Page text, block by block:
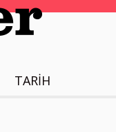
TARİH